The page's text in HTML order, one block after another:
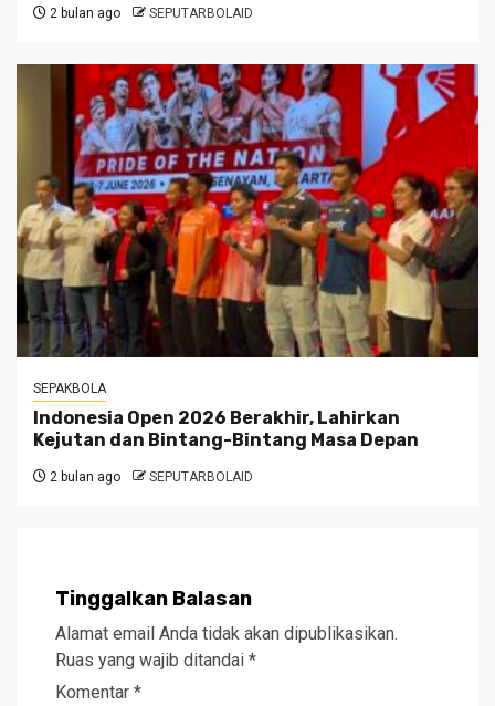
2 bulan ago SEPUTARBOLAID
SEPAKBOLA
Indonesia Open 2026 Berakhir, Lahirkan
Kejutan dan Bintang-Bintang Masa Depan
2 bulan ago SEPUTARBOLAID
Tinggalkan Balasan
Alamat email Anda tidak akan dipublikasikan.
Ruas yang wajib ditandai *
Komentar *